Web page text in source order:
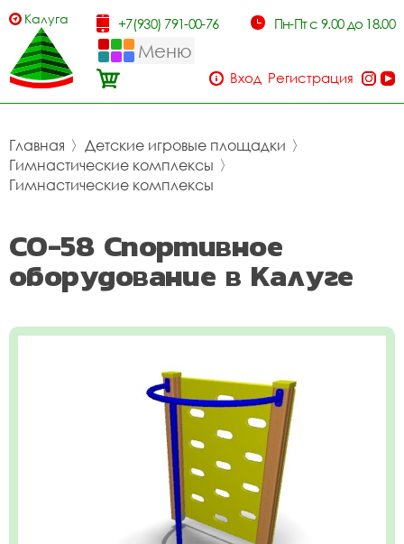
Калуга +7(930) 791-00-76 Пн-Пт с 9.00 до 18.00
Меню
Вход Регистрация
Главная 〉 Детские игровые площадки 〉
Гимнастические комплексы 〉
Гимнастические комплексы
СО-58 Спортивное
оборудование в Калуге